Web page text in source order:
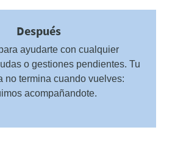
Después
ayudarte con cualquier
o gestiones pendientes. Tu
no termina cuando vuelves:
acompañandote.